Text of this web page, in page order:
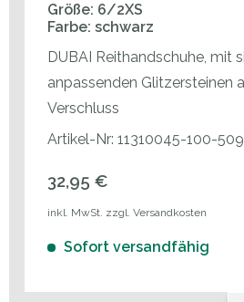
Größe: 6/2XS
Farbe: schwarz
DUBAI Reithandschuhe, mit
anpassenden Glitzersteinen
Verschluss
Artikel-Nr: 11310045-100-509
32,95 €
inkl. MwSt. zzgl. Versandkosten
Sofort versandfähig